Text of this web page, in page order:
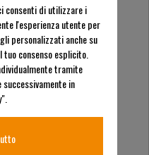
consenti di utilizzare i
l'esperienza utente per
personalizzati anche su
consenso esplicito.
tramite
in